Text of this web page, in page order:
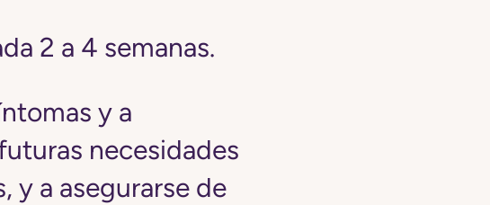
2 a 4 semanas.
y a
necesidades
y a asegurarse de